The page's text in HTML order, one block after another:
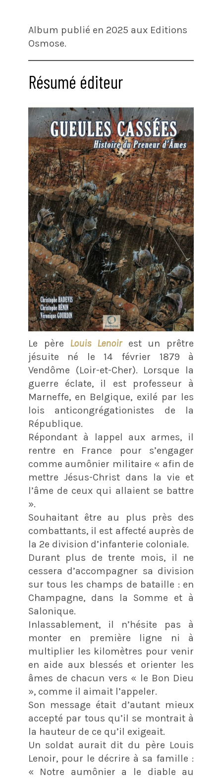
Album publié en 2025 aux Editions
Osmose.
Résumé éditeur
Le père Louis Lenoirest un prêtre
jésuite né le 14 février 1879 à
Vendôme (Loir-et-Cher). Lorsque la
guerre éclate, il est professeur à
Marneffe, en Belgique, exilé par les
lois anticongrégationistes de la
République.
Répondant à lappel aux armes, il
rentre en France pour s’engager
comme aumônier militaire « afin de
mettre Jésus-Christ dans la vie et
l’âme de ceux qui allaient se battre
».
Souhaitant être au plus près des
combattants, il est affecté auprès de
la 2e division d’infanterie coloniale.
Durant plus de trente mois, il ne
cessera d’accompagner sa division
sur tous les champs de bataille : en
Champagne, dans la Somme et à
Salonique.
Inlassablement, il n’hésite pas à
monter en première ligne ni à
multiplier les kilomètres pour venir
en aide aux blessés et orienter les
âmes de chacun vers « le Bon Dieu
», comme il aimait l’appeler.
Son message était d’autant mieux
accepté par tous qu’il se montrait à
la hauteur de ce qu’il exigeait.
Un soldat aurait dit du père Louis
Lenoir, pour le décrire à sa famille :
« Notre aumônier a le diable au